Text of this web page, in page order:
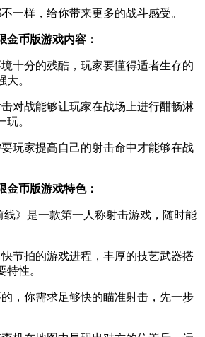
一样，给你带来更多的战斗感受。
金币版游戏内容：
十分的残酷，玩家要懂得适者生存的
。
对战能够让玩家在战场上进行酣畅淋
。
玩家提高自己的射击命中才能够在战
金币版游戏特色：
线》是一款第一人称射击游戏，随时能
节拍的游戏进程，丰厚的技艺武器搭
性。
，你需求足够快的瞄准射击，先一步